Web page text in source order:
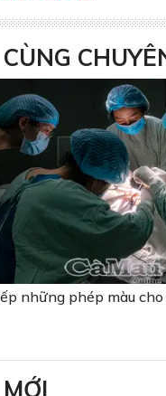
những phép màu